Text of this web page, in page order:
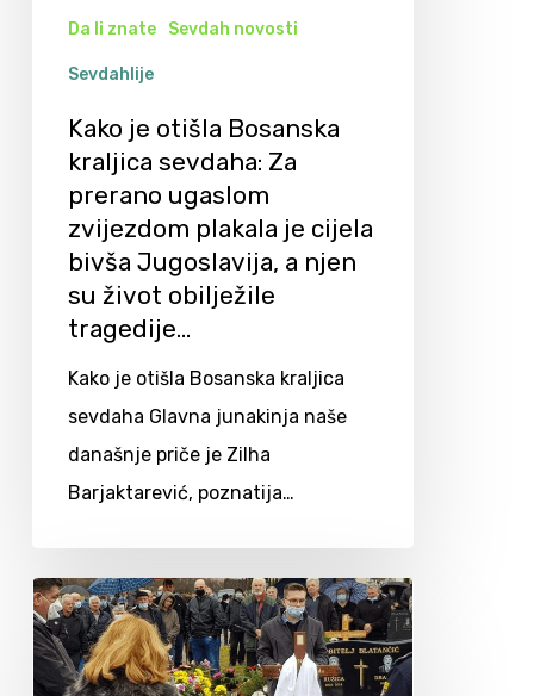
Da li znate Sevdah novosti
Sevdahlije
Kako je otišla Bosanska
kraljica sevdaha: Za
prerano ugaslom
zvijezdom plakala je cijela
bivša Jugoslavija, a njen
su život obilježile
tragedije…
Kako je otišla Bosanska kraljica
sevdaha Glavna junakinja naše
današnje priče je Zilha
Barjaktarević, poznatija…